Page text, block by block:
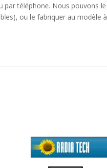
par téléphone. Nous pouvons le
ou le fabriquer au modèle à